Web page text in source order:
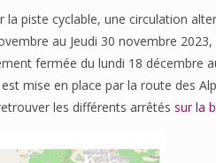
la piste cyclable, une circulation
au Jeudi 30 novembre
fermée du lundi 18 décembre
mise en place par la route des
les différents arrêtéssur la